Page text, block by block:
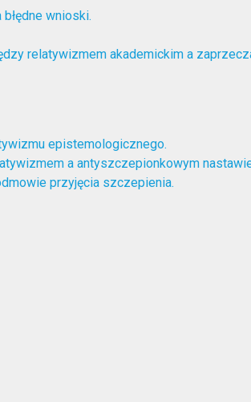
wnioski.
relatywizmem akademickim a
epistemologicznego.
a antyszczepionkowym
przyjęcia szczepienia.